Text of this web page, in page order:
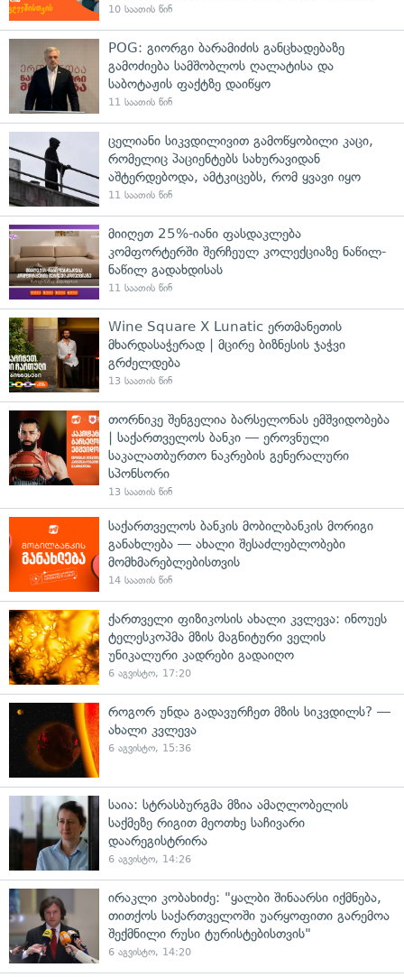
10 საათის წინ
POG: გიორგი ბარამიძის განცხადებაზე
გამოძიება სამშობლოს ღალატისა და
საბოტაჟის ფაქტზე დაიწყო
11 საათის წინ
ცელიანი სიკვდილივით გამოწყობილი კაცი,
რომელიც პაციენტებს სახურავიდან
აშტერდებოდა, ამტკიცებს, რომ ყვავი იყო
11 საათის წინ
მიიღეთ 25%-იანი ფასდაკლება
კომფორტერში შერჩეულ კოლექციაზე ნაწილ-
ნაწილ გადახდისას
11 საათის წინ
Wine Square X Lunatic ერთმანეთის
მხარდასაჭერად | მცირე ბიზნესის ჯაჭვი
გრძელდება
13 საათის წინ
თორნიკე შენგელია ბარსელონას ემშვიდობება
| საქართველოს ბანკი — ეროვნული
საკალათბურთო ნაკრების გენერალური
სპონსორი
13 საათის წინ
საქართველოს ბანკის მობილბანკის მორიგი
განახლება — ახალი შესაძლებლობები
მომხმარებლებისთვის
14 საათის წინ
ქართველი ფიზიკოსის ახალი კვლევა: ინოუეს
ტელესკოპმა მზის მაგნიტური ველის
უნიკალური კადრები გადაიღო
6 აგვისტო, 17:20
როგორ უნდა გადავურჩეთ მზის სიკვდილს? —
ახალი კვლევა
6 აგვისტო, 15:36
საია: სტრასბურგმა მზია ამაღლობელის
საქმეზე რიგით მეოთხე საჩივარი
დაარეგისტრირა
6 აგვისტო, 14:26
ირაკლი კობახიძე: "ყალბი შინაარსი იქმნება,
თითქოს საქართველოში უარყოფითი გარემოა
შექმნილი რუსი ტურისტებისთვის"
6 აგვისტო, 14:20